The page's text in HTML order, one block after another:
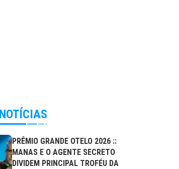
PRÊMIO GRANDE OTELO 2026 ::
MANAS E O AGENTE SECRETO
DIVIDEM PRINCIPAL TROFÉU DA